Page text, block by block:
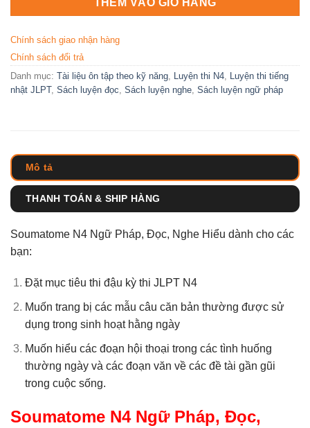
THÊM VÀO GIỎ HÀNG
Chính sách giao nhận hàng
Chính sách đổi trả
Danh mục: Tài liệu ôn tập theo kỹ năng Luyện thi N4 Luyện thi tiếng
nhật JLPT, Sách luyện đọc Sách luyện nghe Sách luyện ngữ pháp
Mô tả
THANH TOÁN & SHIP HÀNG
Soumatome N4 Ngữ Pháp, Đọc, Nghe Hiểu dành cho các
bạn:
Đặt mục tiêu thi đậu kỳ thi JLPT N4
Muốn trang bị các mẫu câu căn bản thường được sử
dụng trong sinh hoạt hằng ngày
Muốn hiểu các đoạn hội thoại trong các tình huống
thường ngày và các đoạn văn về các đề tài gần gũi
trong cuộc sống.
Soumatome N4 Ngữ Pháp, Đọc,